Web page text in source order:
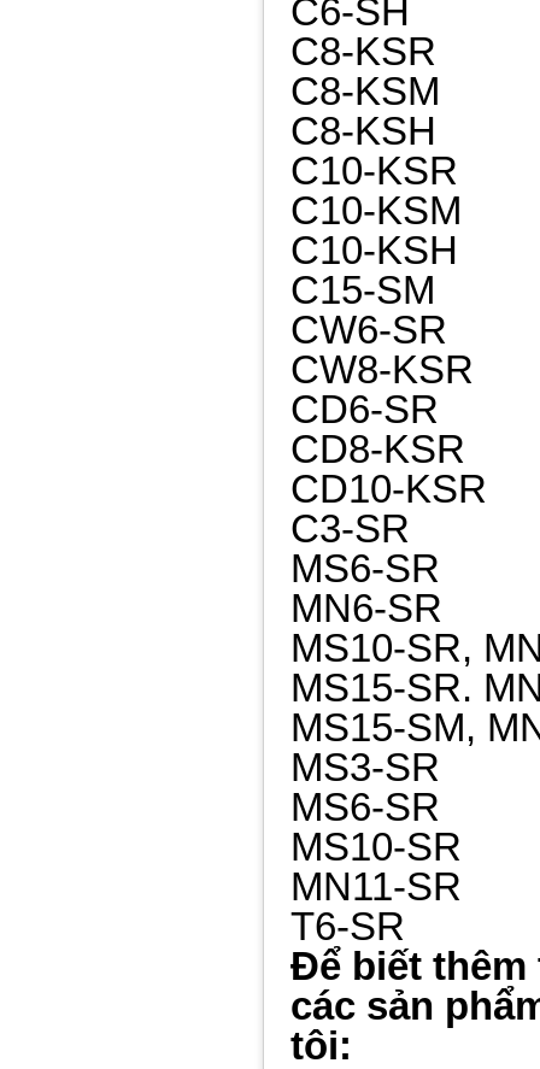
C6-SH
C8-KSR
C8-KSM
C8-KSH
C10-KSR
C10-KSM
C10-KSH
C15-SM
CW6-SR
CW8-KSR
CD6-SR
CD8-KSR
CD10-KSR
C3-SR
MS6-SR
MN6-SR
MS10-SR,
MS15-SR.
MS15-SM,
MS3-SR
MS6-SR
MS10-SR
MN11-SR
T6-SR
Để biết thêm
các sản
tôi: